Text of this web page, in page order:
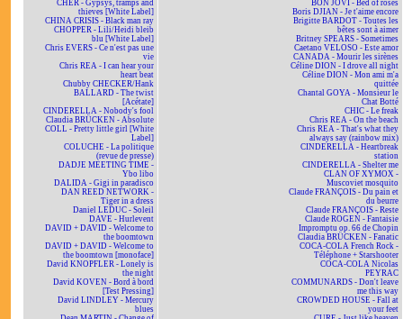
CHER - Gypsys, tramps and
thieves [White Label]
CHINA CRISIS - Black man ray
CHOPPER - Lili/Heidi bleib
blu [White Label]
Chris EVERS - Ce n'est pas une
vie
Chris REA - I can hear your
heart beat
Chubby CHECKER/Hank
BALLARD - The twist
[Acétate]
CINDERELLA - Nobody's fool
Claudia BRÜCKEN - Absolute
COLL - Pretty little girl [White
Label]
COLUCHE - La politique
(revue de presse)
DADJE MEETING TIME -
Ybo libo
DALIDA - Gigi in paradisco
DAN REED NETWORK -
Tiger in a dress
Daniel LEDUC - Soleil
DAVE - Hurlevent
DAVID + DAVID - Welcome to
the boomtown
DAVID + DAVID - Welcome to
the boomtown [monoface]
David KNOPFLER - Lonely is
the night
David KOVEN - Bord à bord
[Test Pressing]
David LINDLEY - Mercury
blues
BON JOVI - Bed of roses
Boris DJIAN - Je t'aime encore
Brigitte BARDOT - Toutes les
bêtes sont à aimer
Britney SPEARS - Sometimes
Caetano VELOSO - Este amor
CANADA - Mourir les sirènes
Céline DION - I drove all night
Céline DION - Mon ami m'a
quittée
Chantal GOYA - Monsieur le
Chat Botté
CHIC - Le freak
Chris REA - On the beach
Chris REA - That's what they
always say (rainbow mix)
CINDERELLA - Heartbreak
station
CINDERELLA - Shelter me
CLAN OF XYMOX -
Muscoviet mosquito
Claude FRANÇOIS - Du pain et
du beurre
Claude FRANÇOIS - Reste
Claude ROGEN - Fantaisie
Impromptu op. 66 de Chopin
Claudia BRÜCKEN - Fanatic
COCA-COLA French Rock -
Téléphone + Starshooter
COCA-COLA Nicolas
PEYRAC
COMMUNARDS - Don't leave
me this way
CROWDED HOUSE - Fall at
your feet